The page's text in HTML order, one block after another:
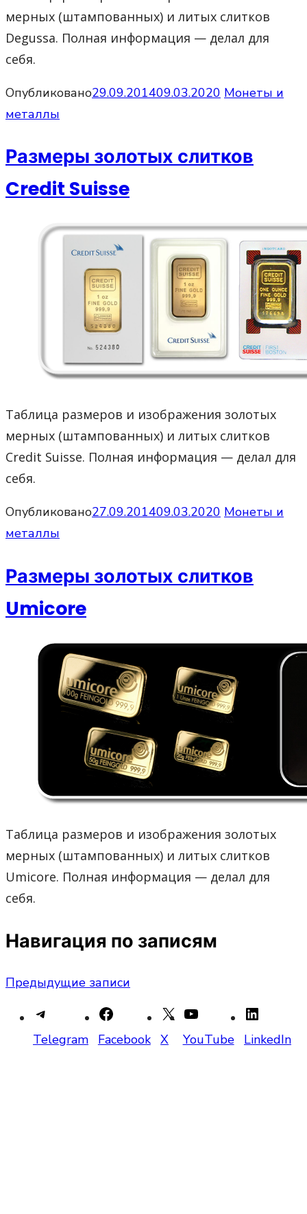
мерных (штампованных) и литых слитков
Degussa. Полная информация — делал для
себя.
Опубликовано29.09.201409.03.2020 Монеты и
металлы
Размеры золотых слитков
Credit Suisse
Таблица размеров и изображения золотых
мерных (штампованных) и литых слитков
Credit Suisse. Полная информация — делал для
себя.
Опубликовано27.09.201409.03.2020 Монеты и
металлы
Размеры золотых слитков
Umicore
Таблица размеров и изображения золотых
мерных (штампованных) и литых слитков
Umicore. Полная информация — делал для
себя.
Навигация по записям
Предыдущие записи
Telegram Facebook X YouTube LinkedIn